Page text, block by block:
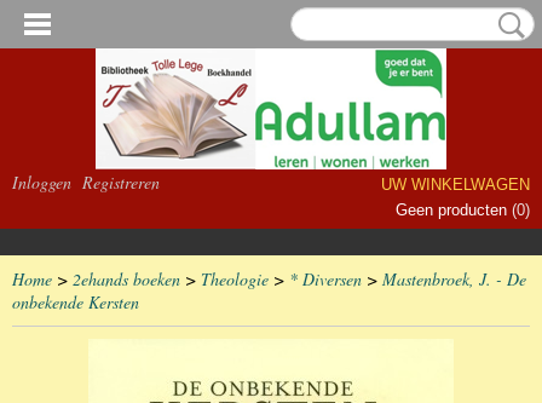
Inloggen Registreren
UW WINKELWAGEN
Geen producten (0)
Home > 2ehands boeken > Theologie > * Diversen > Mastenbroek, J. - De
onbekende Kersten